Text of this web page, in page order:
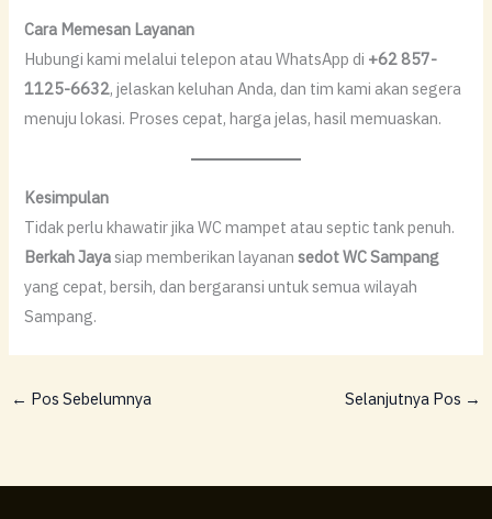
Cara Memesan Layanan
Hubungi kami melalui telepon atau WhatsApp di +62 857-
1125-6632, jelaskan keluhan Anda, dan tim kami akan segera
menuju lokasi. Proses cepat, harga jelas, hasil memuaskan.
Kesimpulan
Tidak perlu khawatir jika WC mampet atau septic tank penuh.
Berkah Jayasiap memberikan layanansedot WC Sampang
yang cepat, bersih, dan bergaransi untuk semua wilayah
Sampang.
← Pos Sebelumnya Selanjutnya Pos →